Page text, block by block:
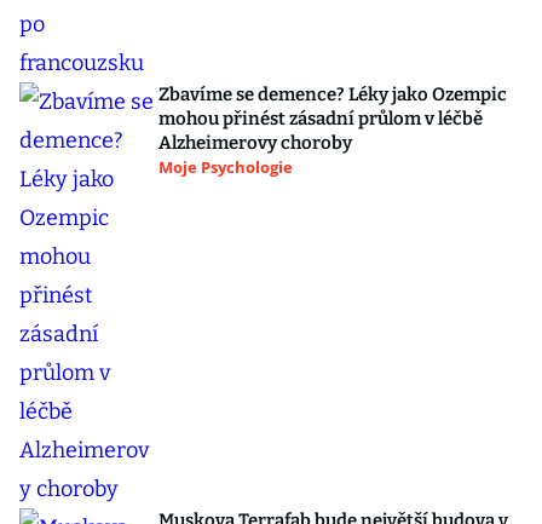
Zbavíme se demence? Léky jako Ozempic
mohou přinést zásadní průlom v léčbě
Alzheimerovy choroby
Moje Psychologie